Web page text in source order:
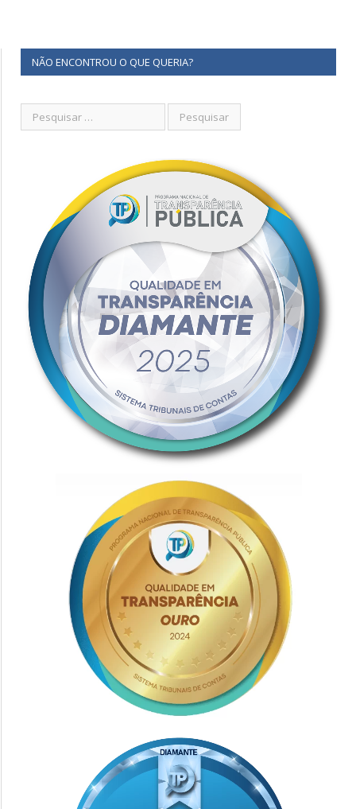
NÃO ENCONTROU O QUE QUERIA?